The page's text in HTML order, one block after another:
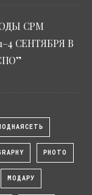
CPM
СЕНТЯБРЯ В
PHOTO
МОДАРУ